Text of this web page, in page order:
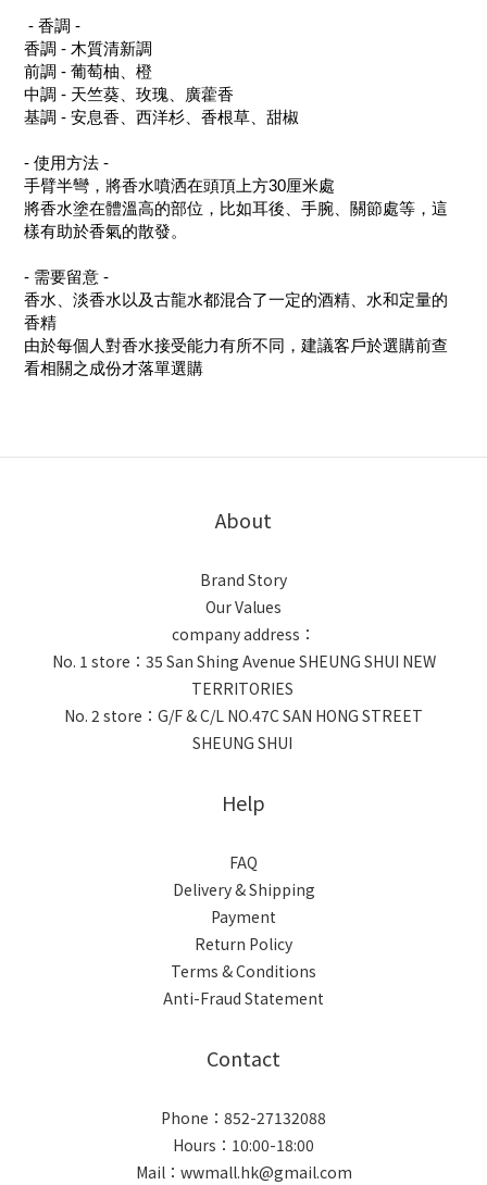
- 香調 -
香調 - 木質清新調
前調 - 葡萄柚、橙
中調 - 天竺葵、玫瑰、廣藿香
基調 - 安息香、西洋杉、香根草、甜椒
- 使用方法 -
手臂半彎，將香水噴洒在頭頂上方30厘米處
將香水塗在體溫高的部位，比如耳後、手腕、關節處等，這
樣有助於香氣的散發。
- 需要留意 -
香水、淡香水以及古龍水都混合了一定的酒精、水和定量的
香精
由於每個人對香水接受能力有所不同，建議客戶於選購前查
看相關之成份才落單選購
About
Brand Story
Our Values
company address：
No. 1 store：35 San Shing Avenue SHEUNG SHUI NEW
TERRITORIES
No. 2 store：G/F & C/L NO.47C SAN HONG STREET
SHEUNG SHUI
Help
FAQ
Delivery & Shipping
Payment
Return Policy
Terms & Conditions
Anti-Fraud Statement
Contact
Phone：852-27132088
Hours：10:00-18:00
Mail：wwmall.hk@gmail.com